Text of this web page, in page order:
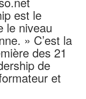
est le
le niveau
» C’est la
des 21
de
et